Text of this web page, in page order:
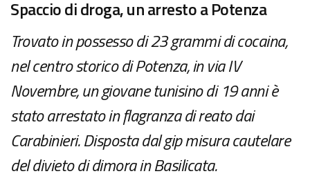
Spaccio di droga, un arresto a Potenza
Trovato in possesso di 23 grammi di cocaina,
nel centro storico di Potenza, in via IV
Novembre, un giovane tunisino di 19 anni è
stato arrestato in flagranza di reato dai
Carabinieri. Disposta dal gip misura cautelare
del divieto di dimora in Basilicata.